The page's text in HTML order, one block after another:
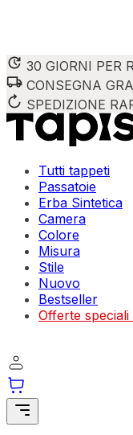
30 GIORNI PER
CONSEGNA
SPEDIZIONE
Tutti tappeti
Passatoie
Erba Sintetica
Camera
Colore
Misura
Stile
Nuovo
Bestseller
Offerte speciali
I cookie
I